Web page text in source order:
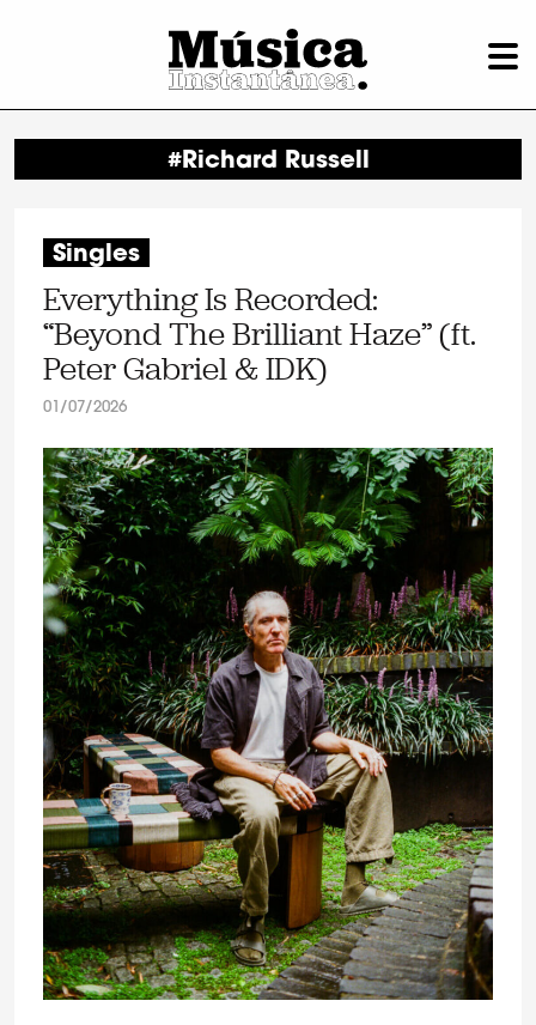
#Richard Russell
Singles
Everything Is Recorded:
“Beyond The Brilliant Haze” (ft.
Peter Gabriel & IDK)
01/07/2026